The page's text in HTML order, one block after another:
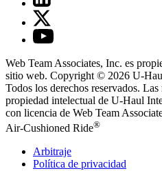
Web Team Associates, Inc. es
sitio web. Copyright © 2026 U-
Todos los derechos reservados. Las
propiedad intelectual de U-Haul
con licencia de Web Team
Air-Cushioned Ride®
Arbitraje
Política de privacidad